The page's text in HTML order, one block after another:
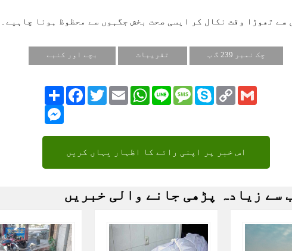
سے تھوڑا وقت نکال کر ایسی صحت بخش جگہوں سے محظوظ ہونا چاہیے۔
چک نمبر 239 گ ب تقریبات بچے اور کنبے
ShareFacebook
TwitterEmailWhatsApp
Line Message
SkypeCopy
Link
Gmail
Messenger
اس خبر پر اپنی رائے کا اظہار یہاں کریں
سے زیادہ پڑھی جانے والی خبریں